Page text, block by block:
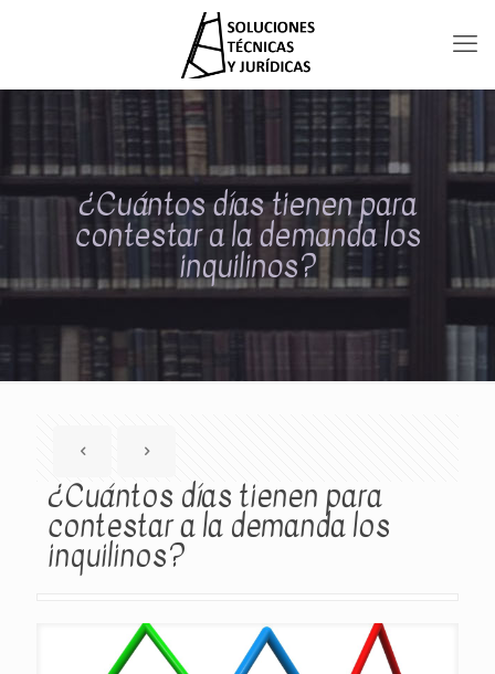
¿Cuántos días tienen para
contestar a la demanda los
inquilinos?
¿Cuántos días tienen para
contestar a la demanda los
inquilinos?